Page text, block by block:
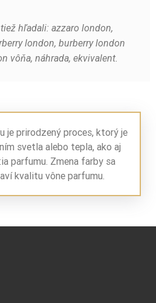
hľadali: azzaro london,
london, burberry london
vôňa, náhrada, ekvivalent.
je prirodzený proces, ktorý je
svetla alebo tepla, ako aj
parfumu. Zmena farby sa
kvalitu vône parfumu.